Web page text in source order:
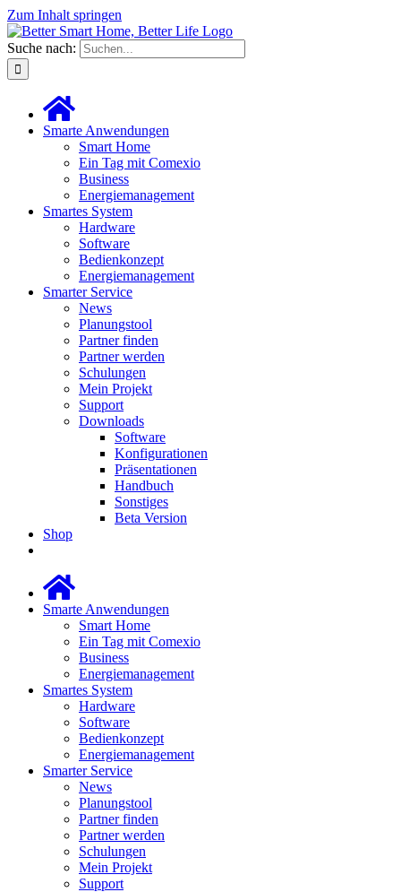
Zum Inhalt springen
Suche nach:
Smarte Anwendungen
Smart Home
Ein Tag mit Comexio
Business
Energiemanagement
Smartes System
Hardware
Software
Bedienkonzept
Energiemanagement
Smarter Service
News
Planungstool
Partner finden
Partner werden
Schulungen
Mein Projekt
Support
Downloads
Software
Konfigurationen
Präsentationen
Handbuch
Sonstiges
Beta Version
Shop
Smarte Anwendungen
Smart Home
Ein Tag mit Comexio
Business
Energiemanagement
Smartes System
Hardware
Software
Bedienkonzept
Energiemanagement
Smarter Service
News
Planungstool
Partner finden
Partner werden
Schulungen
Mein Projekt
Support